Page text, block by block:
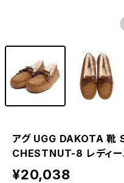
アグ UGG DAKOTA 靴
CHESTNUT-8 レディ
¥20,038